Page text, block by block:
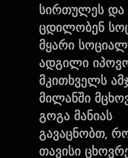
სირთულეს და
ცდილობენ
მყარი
ადგილი
მკითხველს
მილანში
გოგა მანიას
გავაცნობთ,
თავისი